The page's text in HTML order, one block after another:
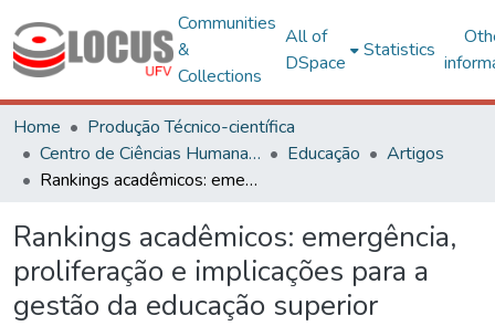
Communities
&
Collections
All of
DSpace
Statistics
Home
Produção Técnico-científica
Centro de Ciências Humanas, Letras e Artes
Educação
Artigos
Rankings acadêmicos: emergência, proliferação e implicações para a gestão da educação superior
Rankings acadêmicos: emergência,
proliferação e implicações para a
gestão da educação superior